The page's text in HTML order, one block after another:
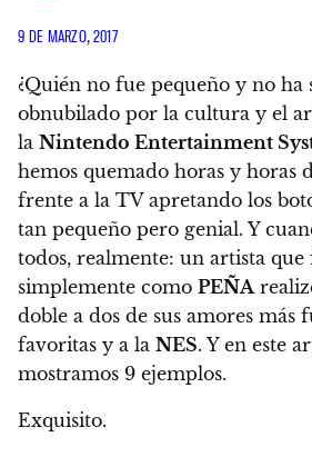
9 DE MARZO, 2017
¿Quién no fue pequeño y no ha
obnubilado por la cultura y el
la Nintendo Entertainment
hemos quemado horas y horas
frente a la TV apretando los
tan pequeño pero genial. Y
todos, realmente: un artista que
simplemente como PEÑA
doble a dos de sus amores más
favoritas y a la NES. Y en este
mostramos 9 ejemplos.
Exquisito.